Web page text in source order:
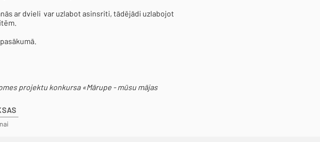
ar dvieli var uzlabot asinsriti, tādējādi uzlabojot
projektu konkursa «Mārupe - mūsu mājas